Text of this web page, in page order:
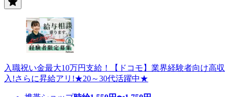
入職祝い金最大10万円支給！【ドコモ】業界経験者向け高収
入!さらに昇給アリ!★20～30代活躍中★